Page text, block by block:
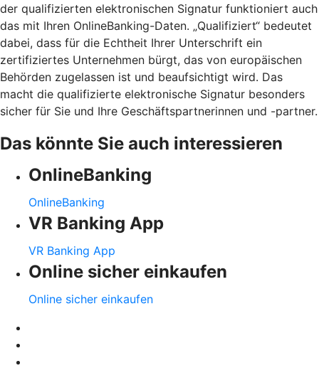
der qualifizierten elektronischen Signatur funktioniert auch
das mit Ihren OnlineBanking-Daten. „Qualifiziert“ bedeutet
dabei, dass für die Echtheit Ihrer Unterschrift ein
zertifiziertes Unternehmen bürgt, das von europäischen
Behörden zugelassen ist und beaufsichtigt wird. Das
macht die qualifizierte elektronische Signatur besonders
sicher für Sie und Ihre Geschäftspartnerinnen und -partner.
Das könnte Sie auch interessieren
OnlineBanking
OnlineBanking
VR Banking App
VR Banking App
Online sicher einkaufen
Online sicher einkaufen